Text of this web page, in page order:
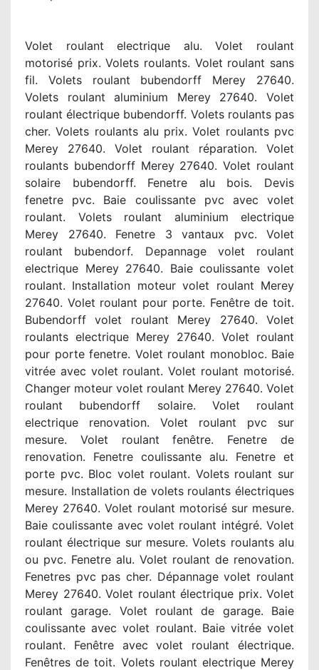
Volet roulant electrique alu. Volet roulant
motorisé prix. Volets roulants. Volet roulant sans
fil. Volets roulant bubendorff Merey 27640.
Volets roulant aluminium Merey 27640. Volet
roulant électrique bubendorff. Volets roulants pas
cher. Volets roulants alu prix. Volet roulants pvc
Merey 27640. Volet roulant réparation. Volet
roulants bubendorff Merey 27640. Volet roulant
solaire bubendorff. Fenetre alu bois. Devis
fenetre pvc. Baie coulissante pvc avec volet
roulant. Volets roulant aluminium electrique
Merey 27640. Fenetre 3 vantaux pvc. Volet
roulant bubendorf. Depannage volet roulant
electrique Merey 27640. Baie coulissante volet
roulant. Installation moteur volet roulant Merey
27640. Volet roulant pour porte. Fenêtre de toit.
Bubendorff volet roulant Merey 27640. Volet
roulants electrique Merey 27640. Volet roulant
pour porte fenetre. Volet roulant monobloc. Baie
vitrée avec volet roulant. Volet roulant motorisé.
Changer moteur volet roulant Merey 27640. Volet
roulant bubendorff solaire. Volet roulant
electrique renovation. Volet roulant pvc sur
mesure. Volet roulant fenêtre. Fenetre de
renovation. Fenetre coulissante alu. Fenetre et
porte pvc. Bloc volet roulant. Volets roulant sur
mesure. Installation de volets roulants électriques
Merey 27640. Volet roulant motorisé sur mesure.
Baie coulissante avec volet roulant intégré. Volet
roulant électrique sur mesure. Volets roulants alu
ou pvc. Fenetre alu. Volet roulant de renovation.
Fenetres pvc pas cher. Dépannage volet roulant
Merey 27640. Volet roulant électrique prix. Volet
roulant garage. Volet roulant de garage. Baie
coulissante avec volet roulant. Baie vitrée volet
roulant. Fenêtre avec volet roulant électrique.
Fenêtres de toit. Volets roulant electrique Merey